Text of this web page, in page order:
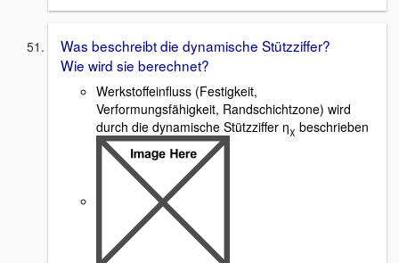
Was beschreibt die dynamische Stützziffer?
Wie wird sie berechnet?
Werkstoffeinfluss (Festigkeit,
Verformungsfähigkeit, Randschichtzone) wird
durch die dynamische Stützziffer ηχ beschrieben